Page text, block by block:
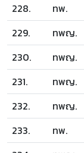
228.
ทพ.
229.
ทพญ.
230.
ทพญ.
231.
ทพญ.
232.
ทพญ.
233.
ทพ.